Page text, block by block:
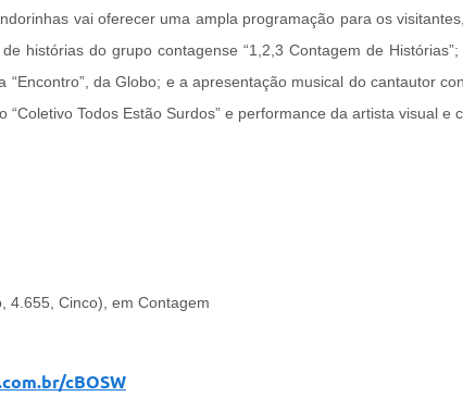
vai oferecer uma ampla programação para os
histórias do grupo contagense “1,2,3 Contagem de
da Globo; e a apresentação musical do cantautor
Todos Estão Surdos” e performance da artista visual e
4.655, Cinco), em Contagem
cBOSW